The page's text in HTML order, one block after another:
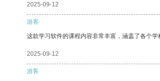
2025-09-12
游客
这款学习软件的课程内容非常丰富，涵盖了各个
2025-09-12
游客